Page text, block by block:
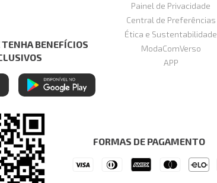
TENHA BENEFÍCIOS
Painel de Privacidade
Central de Preferências
Ética e Sustentabilidade
ModaComVerso
APP
FORMAS DE PAGAMENTO